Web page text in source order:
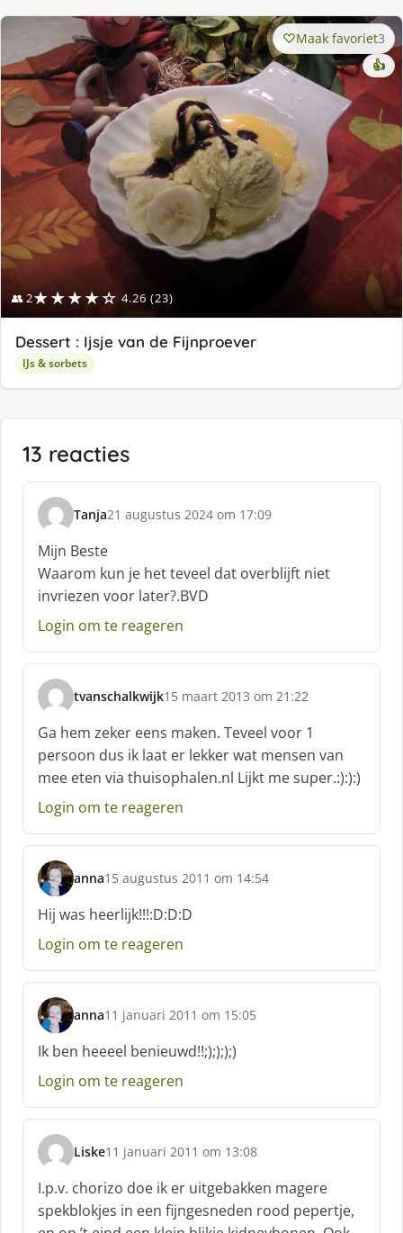
👥 2★★★★☆ 4.26 (23)
Maak favoriet3
👍
Dessert : Ijsje van de Fijnproever
IJs & sorbets
13 reacties
Tanja
s
c
h
r
e
e
f
:
21 augustus 2024 om 17:09
Mijn Beste
Waarom kun je het teveel dat overblijft niet
invriezen voor later?.BVD
Login om te reageren
tvanschalkwijk
s
c
h
r
e
e
f
:
15 maart 2013 om 21:22
Ga hem zeker eens maken. Teveel voor 1
persoon dus ik laat er lekker wat mensen van
mee eten via thuisophalen.nl Lijkt me super.:):):)
Login om te reageren
anna
s
c
h
r
e
f
:
15 augustus 2011 om 14:54
Hij was heerlijk!!!:D:D:D
Login om te reageren
anna
s
c
h
r
e
f
:
11 januari 2011 om 15:05
Ik ben heeeel benieuwd!!;);););)
Login om te reageren
Liske
s
c
h
r
11 januari 2011 om 13:08
I.p.v. chorizo doe ik er uitgebakken magere
spekblokjes in een fijngesneden rood pepertje,